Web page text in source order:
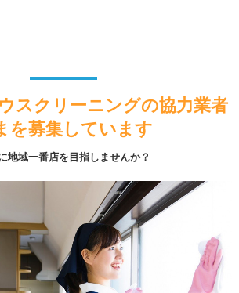
スクリーニングの協力業者
を募集しています
地域一番店を目指しませんか？